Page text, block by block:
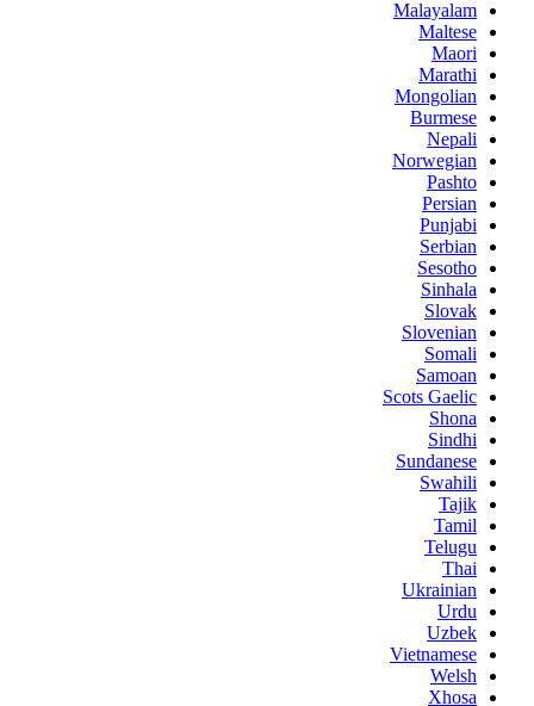
Malayalam
Maltese
Maori
Marathi
Mongolian
Burmese
Nepali
Norwegian
Pashto
Persian
Punjabi
Serbian
Sesotho
Sinhala
Slovak
Slovenian
Somali
Samoan
Scots Gaelic
Shona
Sindhi
Sundanese
Swahili
Tajik
Tamil
Telugu
Thai
Ukrainian
Urdu
Uzbek
Vietnamese
Welsh
Xhosa